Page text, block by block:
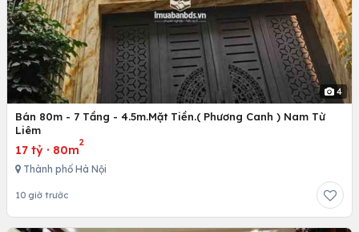
4
Bán 80m - 7 Tầng - 4.5m.Mặt Tiền.( Phương Canh ) Nam Từ
Liêm
17 tỷ · 80m
2
Thành phố Hà Nội
10 giờ trước